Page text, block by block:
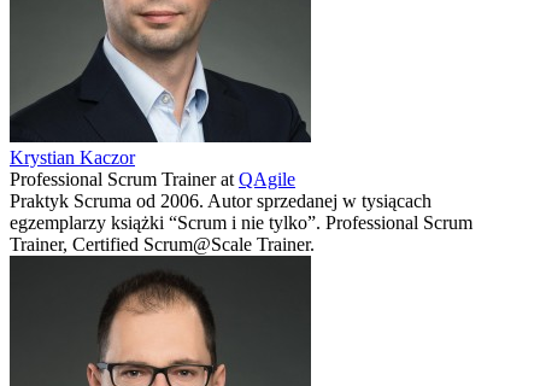
Krystian Kaczor
Professional Scrum Trainerat QAgile
Praktyk Scruma od 2006. Autor sprzedanej w tysiącach
egzemplarzy książki “Scrum i nie tylko”. Professional Scrum
Trainer, Certified Scrum@Scale Trainer.